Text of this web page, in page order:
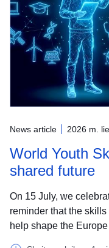
News article 2026 m.
World Youth
shared future
On 15 July, we
reminder that the
help shape the